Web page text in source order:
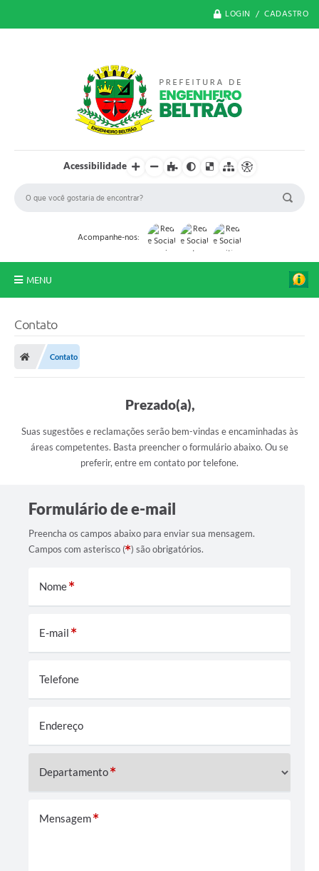
LOGIN / CADASTRO
Acessibilidade
Acompanhe-nos:
MENU
Legislação
Ouvidoria
Secretarias
A Prefeitura
Contratos
Audiências Públicas
Contas Públicas
Telefones Úteis
Contato
Contato
Prezado(a),
Suas sugestões e reclamações serão bem-vindas e encaminhadas às
áreas competentes. Basta preencher o formulário abaixo. Ou se
preferir, entre em contato por telefone.
Formulário de e-mail
Preencha os campos abaixo para enviar sua mensagem.
Campos com asterisco ( ) são obrigatórios.
Nome
E-mail
Telefone
Endereço
Departamento
Mensagem